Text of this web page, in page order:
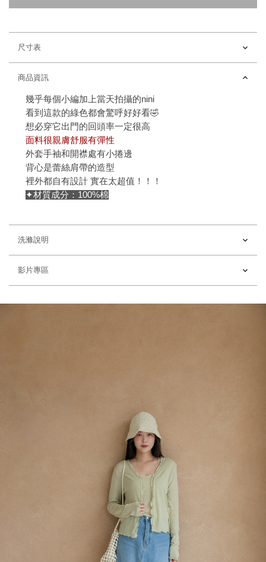
尺寸表
商品資訊
幾乎每個小編加上當天拍攝的nini
看到這款的綠色都會驚呼好好看🤣
想必穿它出門的回頭率一定很高
面料很親膚舒服有彈性
外套手袖和開襟處有小捲邊
背心是蕾絲肩帶的造型
裡外都自有設計 實在太超值！！！
✦材質成分：100%棉
洗滌說明
影片專區